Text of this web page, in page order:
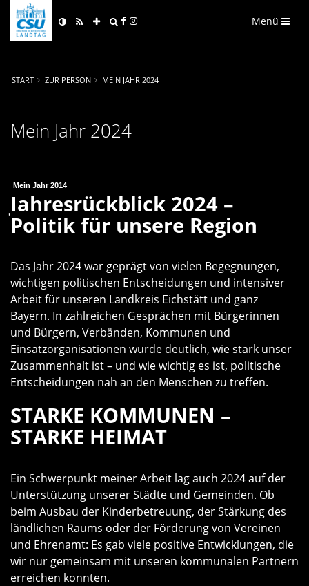
Menü
START ZUR PERSON MEIN JAHR 2024
Mein Jahr 2024
Mein Jahr 2014
Jahresrückblick 2024 –
Politik für unsere Region
Das Jahr 2024 war geprägt von vielen Begegnungen,
wichtigen politischen Entscheidungen und intensiver
Arbeit für unseren Landkreis Eichstätt und ganz
Bayern. In zahlreichen Gesprächen mit Bürgerinnen
und Bürgern, Verbänden, Kommunen und
Einsatzorganisationen wurde deutlich, wie stark unser
Zusammenhalt ist – und wie wichtig es ist, politische
Entscheidungen nah an den Menschen zu treffen.
STARKE KOMMUNEN –
STARKE HEIMAT
Ein Schwerpunkt meiner Arbeit lag auch 2024 auf der
Unterstützung unserer Städte und Gemeinden. Ob
beim Ausbau der Kinderbetreuung, der Stärkung des
ländlichen Raums oder der Förderung von Vereinen
und Ehrenamt: Es gab viele positive Entwicklungen, die
wir nur gemeinsam mit unseren kommunalen Partnern
erreichen konnten.